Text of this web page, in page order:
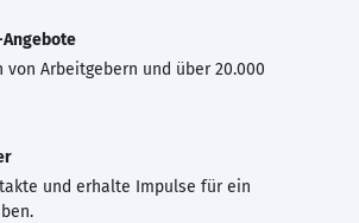
von Arbeitgebern und über 20.000
und erhalte Impulse für ein